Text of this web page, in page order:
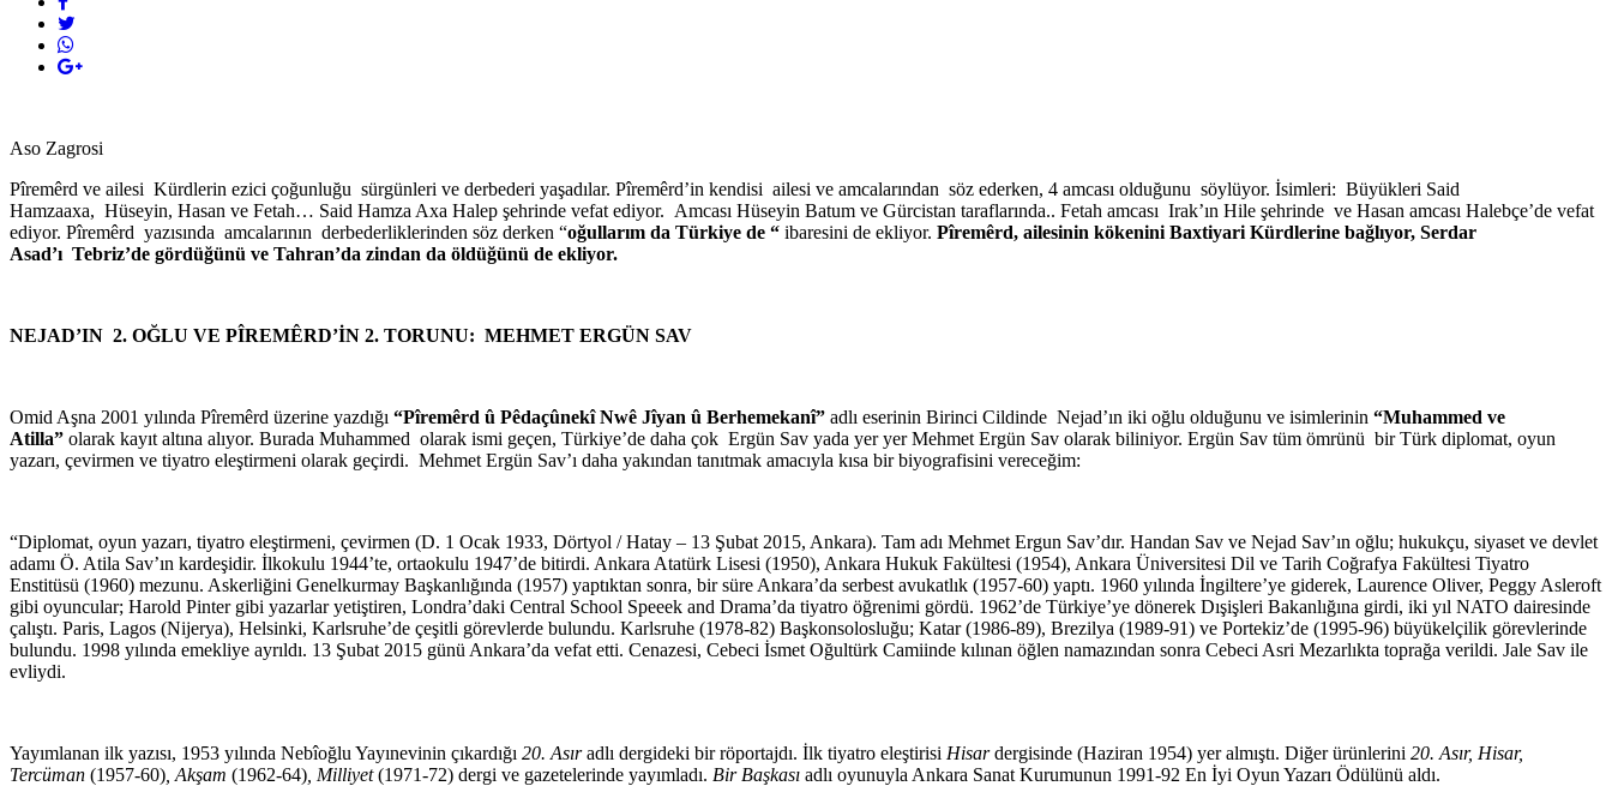
Aso Zagrosi
Pîremêrd ve ailesi Kürdlerin ezici çoğunluğu sürgünleri ve derbederi yaşadılar. Pîremêrd’in kendisi ailesi ve amcalarından söz ederken, 4 amcası olduğunu söylüyor. İsimleri: Büyükleri Said
Hamzaaxa, Hüseyin, Hasan ve Fetah… Said Hamza Axa Halep şehrinde vefat ediyor. Amcası Hüseyin Batum ve Gürcistan taraflarında.. Fetah amcası Irak’ın Hile şehrinde ve Hasan amcası Halebçe’de vefat
ediyor. Pîremêrd yazısında amcalarının derbederliklerinden söz derken “oğullarım da Türkiye de “ ibaresini de ekliyor. Pîremêrd, ailesinin kökenini Baxtiyari Kürdlerine bağlıyor, Serdar
Asad’ı Tebriz’de gördüğünü ve Tahran’da zindan da öldüğünü de ekliyor.
NEJAD’IN 2. OĞLU VE PÎREMÊRD’İN 2. TORUNU: MEHMET ERGÜN SAV
Omid Aşna 2001 yılında Pîremêrd üzerine yazdığı “Pîremêrd û Pêdaçûnekî Nwê Jîyan û Berhemekanî” adlı eserinin Birinci Cildinde Nejad’ın iki oğlu olduğunu ve isimlerinin “Muhammed ve
Atilla” olarak kayıt altına alıyor. Burada Muhammed olarak ismi geçen, Türkiye’de daha çok Ergün Sav yada yer yer Mehmet Ergün Sav olarak biliniyor. Ergün Sav tüm ömrünü bir Türk diplomat, oyun
yazarı, çevirmen ve tiyatro eleştirmeni olarak geçirdi. Mehmet Ergün Sav’ı daha yakından tanıtmak amacıyla kısa bir biyografisini vereceğim:
“Diplomat, oyun yazarı, tiyatro eleştirmeni, çevirmen (D. 1 Ocak 1933, Dörtyol / Hatay – 13 Şubat 2015, Ankara). Tam adı Mehmet Ergun Sav’dır. Handan Sav ve Nejad Sav’ın oğlu; hukukçu, siyaset ve devlet
adamı Ö. Atila Sav’ın kardeşidir. İlkokulu 1944’te, ortaokulu 1947’de bitirdi. Ankara Atatürk Lisesi (1950), Ankara Hukuk Fakültesi (1954), Ankara Üniversitesi Dil ve Tarih Coğrafya Fakültesi Tiyatro
Enstitüsü (1960) mezunu. Askerliğini Genelkurmay Başkanlığında (1957) yaptıktan sonra, bir süre Ankara’da serbest avukatlık (1957-60) yaptı. 1960 yılında İngiltere’ye giderek, Laurence Oliver, Peggy Asleroft
gibi oyuncular; Harold Pinter gibi yazarlar yetiştiren, Londra’daki Central School Speeek and Drama’da tiyatro öğrenimi gördü. 1962’de Türkiye’ye dönerek Dışişleri Bakanlığına girdi, iki yıl NATO dairesinde
çalıştı. Paris, Lagos (Nijerya), Helsinki, Karlsruhe’de çeşitli görevlerde bulundu. Karlsruhe (1978-82) Başkonsolosluğu; Katar (1986-89), Brezilya (1989-91) ve Portekiz’de (1995-96) büyükelçilik görevlerinde
bulundu. 1998 yılında emekliye ayrıldı. 13 Şubat 2015 günü Ankara’da vefat etti. Cenazesi, Cebeci İsmet Oğultürk Camiinde kılınan öğlen namazından sonra Cebeci Asri Mezarlıkta toprağa verildi. Jale Sav ile
evliydi.
Yayımlanan ilk yazısı, 1953 yılında Nebîoğlu Yayınevinin çıkardığı 20. Asıradlı dergideki bir röportajdı. İlk tiyatro eleştirisi Hisardergisinde (Haziran 1954) yer almıştı. Diğer ürünlerini 20. Asır, Hisar,
Tercüman (1957-60), Akşam (1962-64), Milliyet(1971-72) dergi ve gazetelerinde yayımladı. Bir Başkası adlı oyunuyla Ankara Sanat Kurumunun 1991-92 En İyi Oyun Yazarı Ödülünü aldı.